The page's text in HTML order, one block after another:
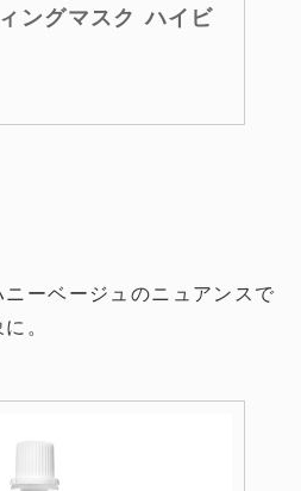
ングマスク ハイビ
ーベージュのニュアンスで
。